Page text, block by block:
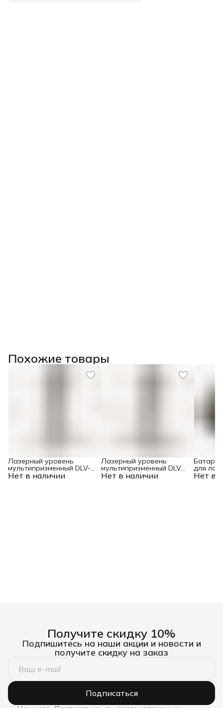
Похожие товары
Нет в наличии
Лазерный уровень
мультипризменный DLV-
360-3T, 30 м, зеленый луч, Нет в наличии
Лазерный уровень
мультипризменный DLV
360-4T, 30 м, зеленый луч, Нет в
для
Type
Получите скидку 10%
Подпишитесь на наши акции и новости и
получите скидку на заказ
Подписаться